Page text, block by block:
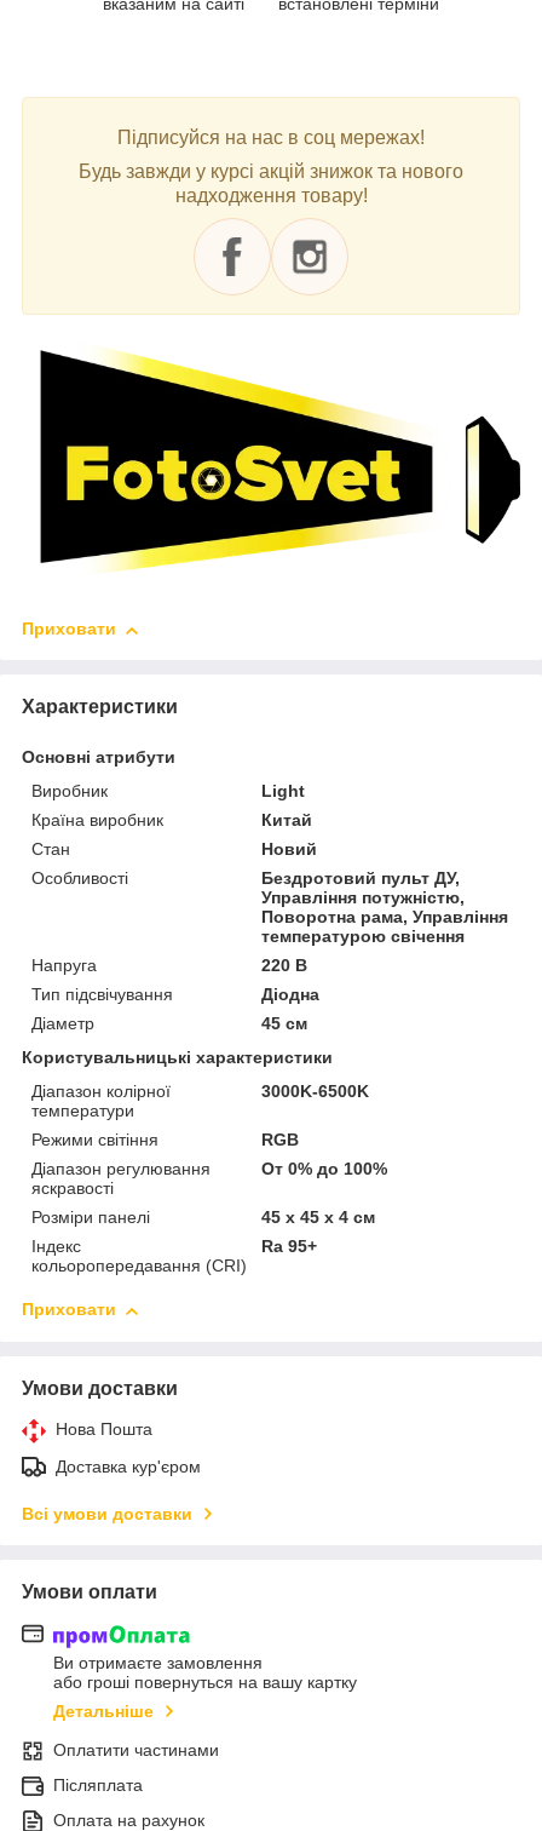
вказаним на сайті
встановлені терміни
Підписуйся на нас в соц мережах!
Будь завжди у курсі акцій знижок та нового
надходження товару!
Приховати
Характеристики
Основні атрибути
Виробник
Light
Країна виробник
Китай
Стан
Новий
Особливості
Бездротовий пульт ДУ,
Управління потужністю,
Поворотна рама, Управління
температурою свічення
Напруга
220 В
Тип підсвічування
Діодна
Діаметр
45 см
Користувальницькі характеристики
Діапазон колірної
температури
3000K-6500K
Режими світіння
RGB
Діапазон регулювання
яскравості
От 0% до 100%
Розміри панелі
45 х 45 х 4 см
Індекс
кольоропередавання (CRI)
Ra 95+
Приховати
Умови доставки
Нова Пошта
Доставка кур'єром
Всі умови доставки
Умови оплати
Ви отримаєте замовлення
або гроші повернуться на вашу картку
Детальніше
Оплатити частинами
Післяплата
Оплата на рахунок